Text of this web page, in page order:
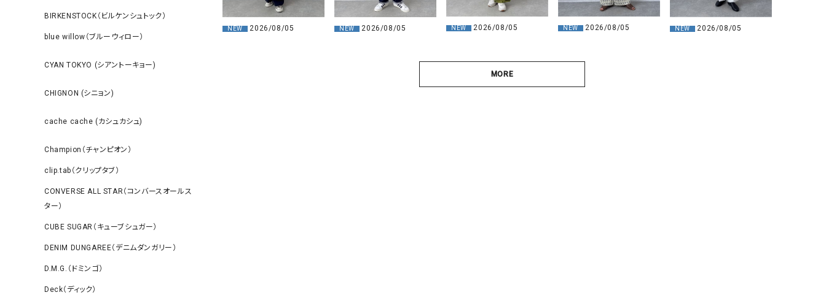
BIRKENSTOCK（ビルケンシュトック）
blue willow（ブルーウィロー）
CYAN TOKYO (シアントーキョー)
CHIGNON (シニョン)
cache cache (カシュカシュ)
Champion（チャンピオン）
clip.tab（クリップタブ）
CONVERSE ALL STAR（コンバースオールス
ター）
CUBE SUGAR（キューブシュガー）
DENIM DUNGAREE（デニムダンガリー）
D.M.G.（ドミンゴ）
Deck（ディック）
NEW 2026/08/05 NEW 2026/08/05 NEW 2026/08/05 NEW 2026/08/05 NEW 2026/08/05
MORE